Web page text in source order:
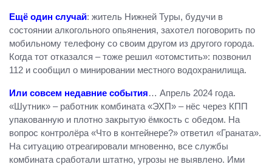
Ещё один случай: житель Нижней Туры, будучи в
состоянии алкогольного опьянения, захотел поговорить по
мобильному телефону со своим другом из другого города.
Когда тот отказался – тоже решил «отомстить»: позвонил
112 и сообщил о минировании местного водохранилища.
Или совсем недавние события… Апрель 2024 года.
«Шутник» – работник комбината «ЭХП» – нёс через КПП
упакованную и плотно закрытую ёмкость с обедом. На
вопрос контролёра «Что в контейнере?» ответил «Граната».
На ситуацию отреагировали мгновенно, все службы
комбината сработали штатно, угрозы не выявлено. Ими